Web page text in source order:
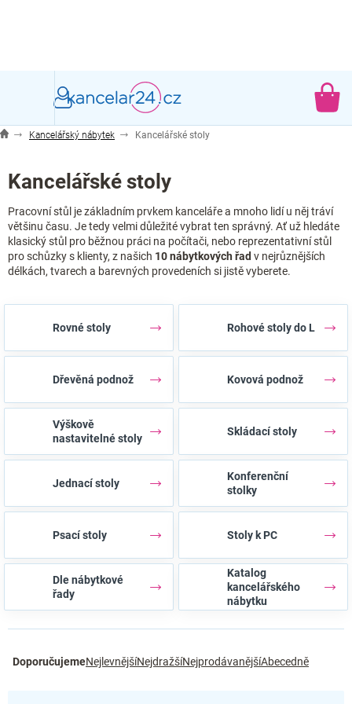
Kancelářský nábytek Kancelářské stoly
Kancelářské stoly
Pracovní stůl je základním prvkem kanceláře a mnoho lidí u něj tráví
většinu času. Je tedy velmi důležité vybrat ten správný. Ať už hledáte
klasický stůl pro běžnou práci na počítači, nebo reprezentativní stůl
pro schůzky s klienty, z našich 10 nábytkových řad v nejrůznějších
délkách, tvarech a barevných provedeních si jistě vyberete.
Rovné stoly Rohové stoly do L
Dřevěná podnož Kovová podnož
Výškově
nastavitelné stoly
Skládací stoly
Jednací stoly
Konferenční
stolky
Psací stoly Stoly k PC
Dle nábytkové
řady
Katalog
kancelářského
nábytku
a
DoporučujemeNejlevnějšíNejdražšíNejprodávanějšíAbecedně